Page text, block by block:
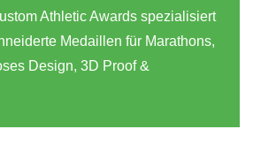
Athletic Awards spezialisiert
Medaillen für Marathons,
Design, 3D Proof &